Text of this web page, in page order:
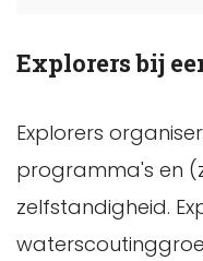
Explorers bij
Explorers
programma's en
zelfstandigheid.